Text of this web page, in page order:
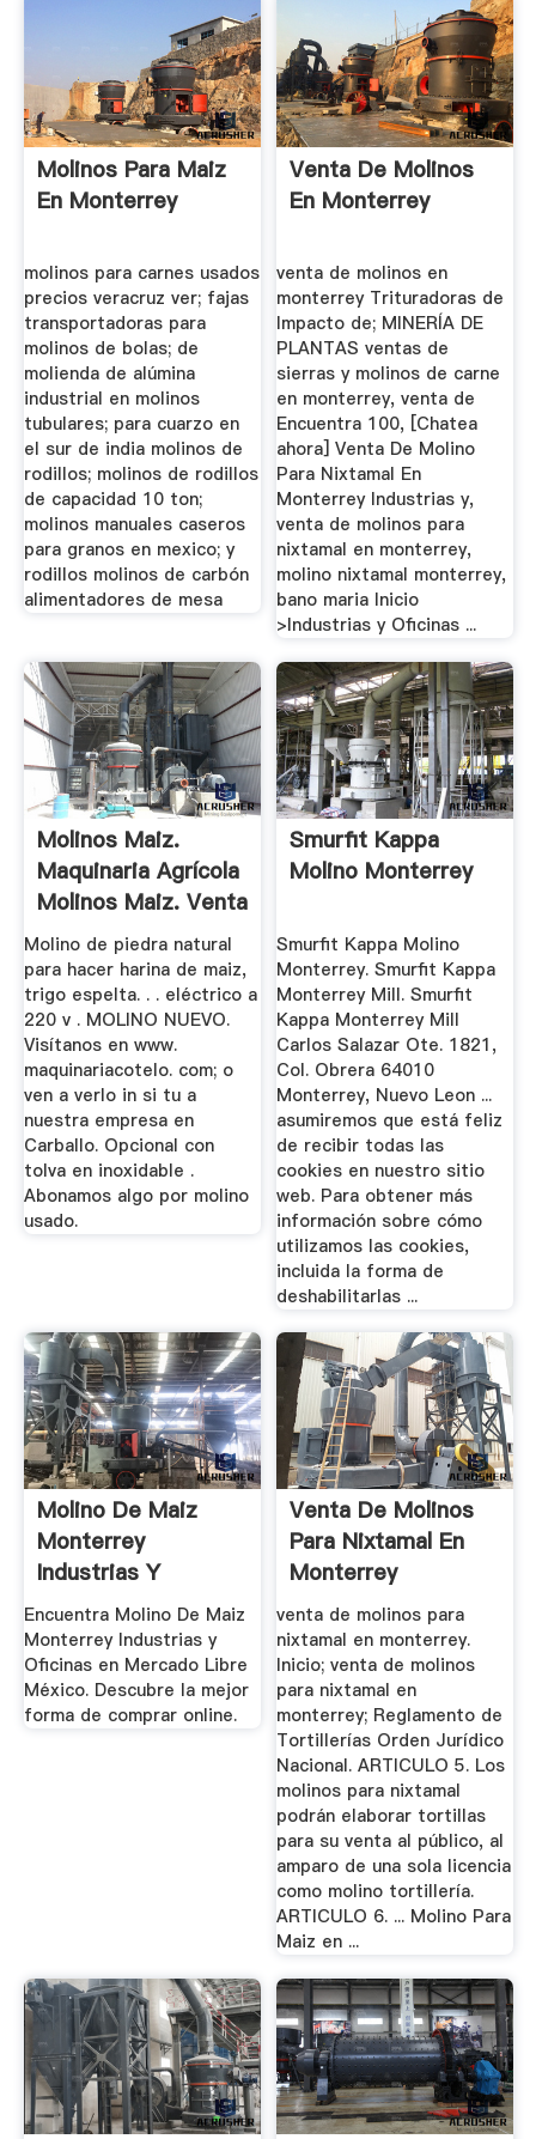
Molinos Para Maiz
En Monterrey
molinos para carnes usados
precios veracruz ver; fajas
transportadoras para
molinos de bolas; de
molienda de alúmina
industrial en molinos
tubulares; para cuarzo en
el sur de india molinos de
rodillos; molinos de rodillos
de capacidad 10 ton;
molinos manuales caseros
para granos en mexico; y
rodillos molinos de carbón
alimentadores de mesa
Venta De Molinos
En Monterrey
venta de molinos en
monterrey Trituradoras de
Impacto de; MINERÍA DE
PLANTAS ventas de
sierras y molinos de carne
en monterrey, venta de
Encuentra 100, [Chatea
ahora] Venta De Molino
Para Nixtamal En
Monterrey Industrias y,
venta de molinos para
nixtamal en monterrey,
molino nixtamal monterrey,
bano maria Inicio
>Industrias y Oficinas ...
Molinos Maiz.
Maquinaria Agrícola
Molinos Maiz. Venta
De ...
Molino de piedra natural
para hacer harina de maiz,
trigo espelta. . . eléctrico a
220 v . MOLINO NUEVO.
Visítanos en www.
maquinariacotelo. com; o
ven a verlo in si tu a
nuestra empresa en
Carballo. Opcional con
tolva en inoxidable .
Abonamos algo por molino
usado.
Smurfit Kappa
Molino Monterrey
Smurfit Kappa Molino
Monterrey. Smurfit Kappa
Monterrey Mill. Smurfit
Kappa Monterrey Mill
Carlos Salazar Ote. 1821,
Col. Obrera 64010
Monterrey, Nuevo Leon ...
asumiremos que está feliz
de recibir todas las
cookies en nuestro sitio
web. Para obtener más
información sobre cómo
utilizamos las cookies,
incluida la forma de
deshabilitarlas ...
Molino De Maiz
Monterrey
Industrias Y
Oficinas En ...
Encuentra Molino De Maiz
Monterrey Industrias y
Oficinas en Mercado Libre
México. Descubre la mejor
forma de comprar online.
Venta De Molinos
Para Nixtamal En
Monterrey
venta de molinos para
nixtamal en monterrey.
Inicio; venta de molinos
para nixtamal en
monterrey; Reglamento de
Tortillerías Orden Jurídico
Nacional. ARTICULO 5. Los
molinos para nixtamal
podrán elaborar tortillas
para su venta al público, al
amparo de una sola licencia
como molino tortillería.
ARTICULO 6. ... Molino Para
Maiz en ...